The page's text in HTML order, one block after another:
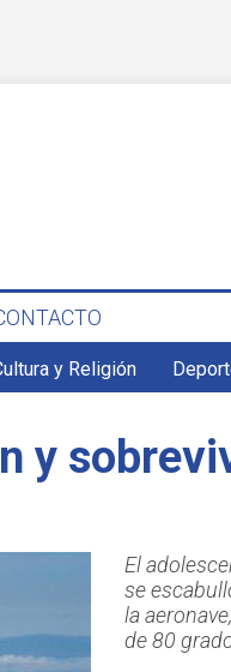
y Religión
y
El
se
la
de 80